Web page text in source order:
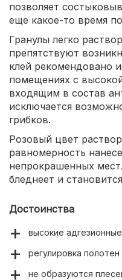
позволяет
еще какое-то время
Гранулы легко
препятствуют
клей рекомендовано
помещениях с
входящим в состав
исключается
грибков.
Розовый цвет
равномерность
непрокрашенных
бледнеет и
Достоинства
высокие
регулировка
не образуются